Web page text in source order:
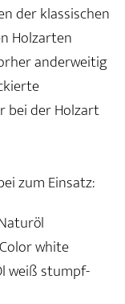
der klassischen
Holzarten
anderweitig
bei der Holzart
zum Einsatz:
white
weiß stumpf-